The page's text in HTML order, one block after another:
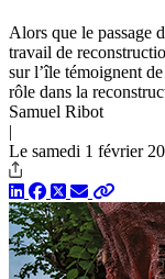
Alors que le passage
travail de
sur l’île témoignent
rôle dans la
Samuel Ribot
|
Le samedi 1 février